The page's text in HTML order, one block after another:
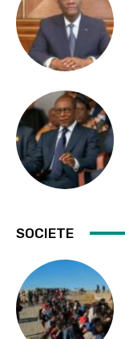
SOCIETE